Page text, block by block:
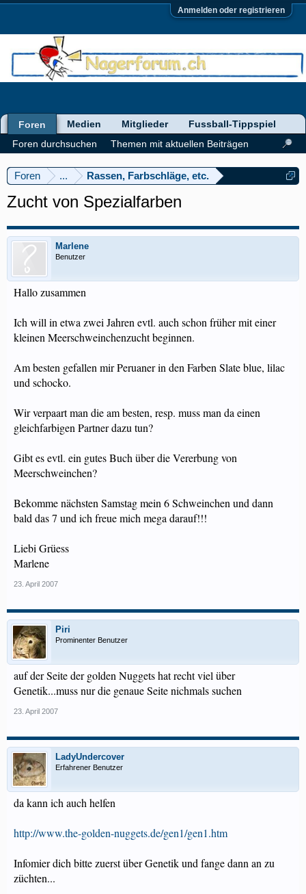
Anmelden oder registrieren
Foren ... Rassen, Farbschläge, etc.
Zucht von Spezialfarben
Marlene
Benutzer
Hallo zusammen
Ich will in etwa zwei Jahren evtl. auch schon früher mit einer
kleinen Meerschweinchenzucht beginnen.
Am besten gefallen mir Peruaner in den Farben Slate blue, lilac
und schocko.
Wir verpaart man die am besten, resp. muss man da einen
gleichfarbigen Partner dazu tun?
Gibt es evtl. ein gutes Buch über die Vererbung von
Meerschweinchen?
Bekomme nächsten Samstag mein 6 Schweinchen und dann
bald das 7 und ich freue mich mega darauf!!!
Liebi Grüess
Marlene
23. April 2007
Piri
Prominenter Benutzer
auf der Seite der golden Nuggets hat recht viel über
Genetik...muss nur die genaue Seite nichmals suchen
23. April 2007
LadyUndercover
Erfahrener Benutzer
da kann ich auch helfen
http://www.the-golden-nuggets.de/gen1/gen1.htm
Infomier dich bitte zuerst über Genetik und fange dann an zu
züchten...
Foren
Foren durchsuchen
Themen mit aktuellen Beiträgen
Medien Mitglieder Fussball-Tippspiel